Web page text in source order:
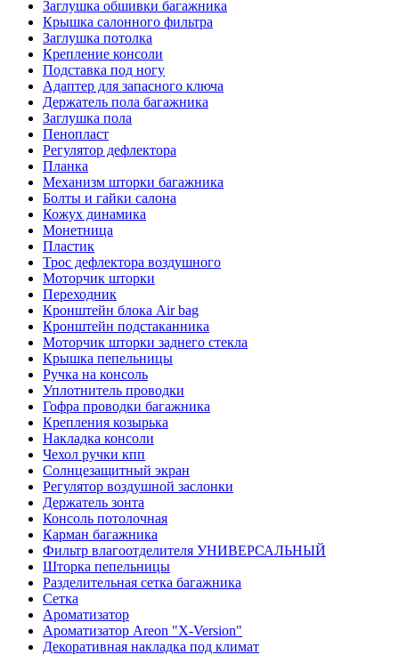
Заглушка обшивки багажника
Крышка салонного фильтра
Заглушка потолка
Крепление консоли
Подставка под ногу
Адаптер для запасного ключа
Держатель пола багажника
Заглушка пола
Пенопласт
Регулятор дефлектора
Планка
Механизм шторки багажника
Болты и гайки салона
Кожух динамика
Монетница
Пластик
Трос дефлектора воздушного
Моторчик шторки
Переходник
Кронштейн блока Air bag
Кронштейн подстаканника
Моторчик шторки заднего стекла
Крышка пепельницы
Ручка на консоль
Уплотнитель проводки
Гофра проводки багажника
Крепления козырька
Накладка консоли
Чехол ручки кпп
Солнцезащитный экран
Регулятор воздушной заслонки
Держатель зонта
Консоль потолочная
Карман багажника
Фильтр влагоотделителя УНИВЕРСАЛЬНЫЙ
Шторка пепельницы
Разделительная сетка багажника
Сетка
Ароматизатор
Ароматизатор Areon "X-Version"
Декоративная накладка под климат